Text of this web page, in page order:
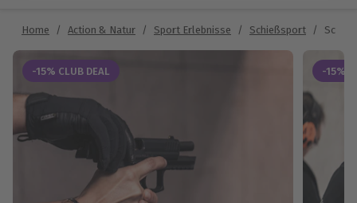
Home / Action & Natur / Sport Erlebnisse / Schießsport /
-15% CLUB DEAL -15%